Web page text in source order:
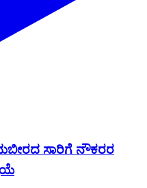
ಸಾರಿಗೆ ನೌಕರರ